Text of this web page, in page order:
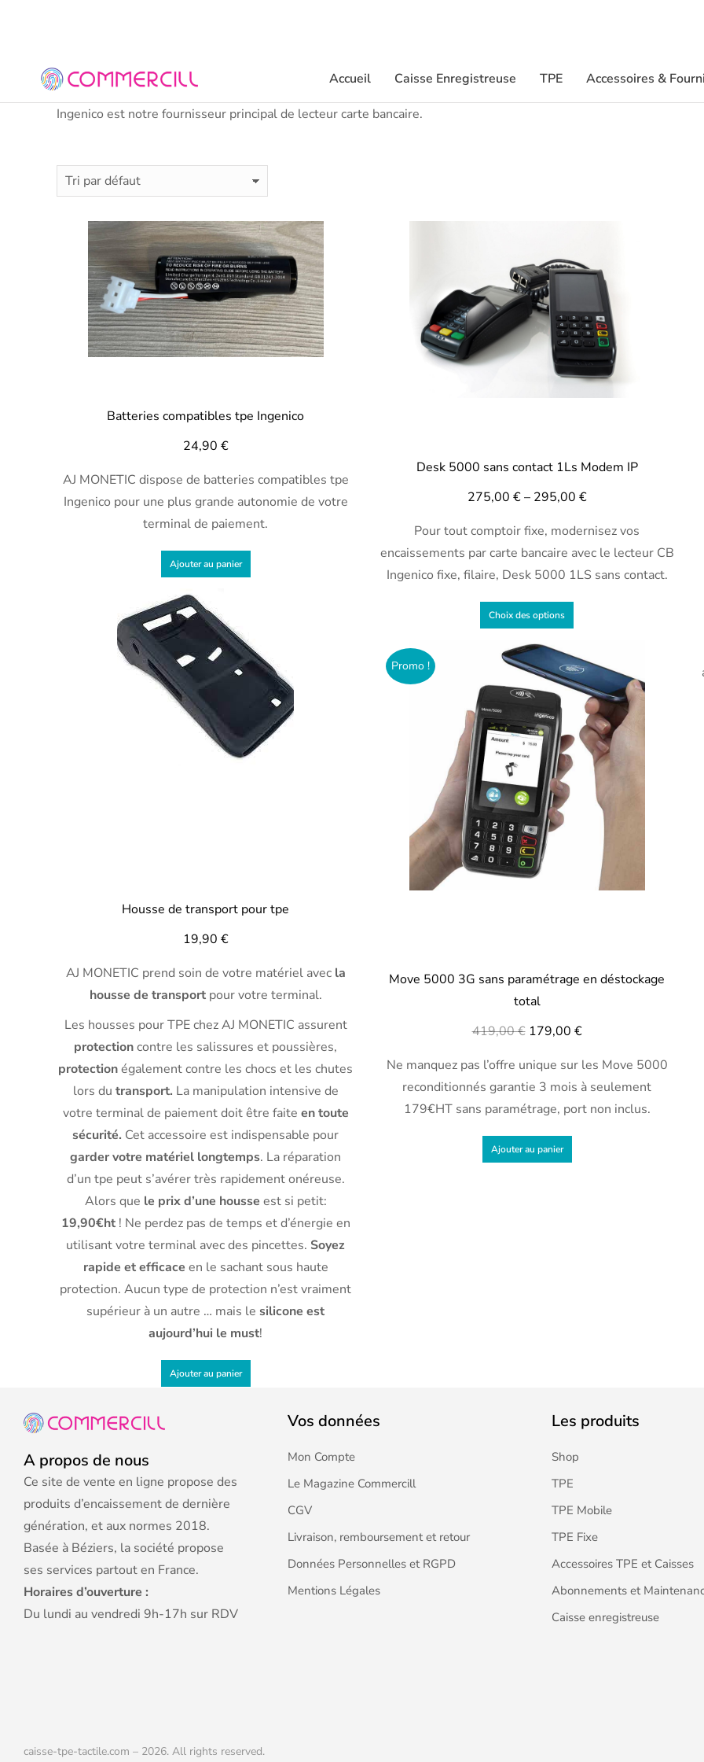
Accueil Caisse Enregistreuse TPE Accessoires &
Ingenico est notre fournisseur principal de lecteur carte bancaire.
Batteries compatibles tpe Ingenico
24,90 €
AJ MONETIC dispose de batteries compatibles tpe
Ingenico pour une plus grande autonomie de votre
terminal de paiement.
Ajouter au panier
Desk 5000 sans contact 1Ls Modem IP
275,00 €– 295,00 €
Pour tout comptoir fixe, modernisez vos
encaissements par carte bancaire avec le lecteur CB
Ingenico fixe, filaire, Desk 5000 1LS sans contact.
Choix des options
Housse de transport pour tpe
19,90 €
AJ MONETIC prend soin de votre matériel avec la
housse de transportpour votre terminal.
Les housses pour TPE chez AJ MONETIC assurent
protectioncontre les salissures et poussières,
protectionégalement contre les chocs et les chutes
lors du transport. La manipulation intensive de
votre terminal de paiement doit être faite en toute
sécurité. Cet accessoire est indispensable pour
garder votre matériel longtemps. La réparation
d’un tpe peut s’avérer très rapidement onéreuse.
Alors que le prix d’une housse est si petit:
19,90€ht! Ne perdez pas de temps et d’énergie en
utilisant votre terminal avec des pincettes. Soyez
rapide et efficace en le sachant sous haute
protection. Aucun type de protection n’est vraiment
supérieur à un autre … mais le silicone est
aujourd’hui le must!
Ajouter au panier
Promo !
Move 5000 3G sans paramétrage en déstockage
total
419,00€ 179,00 €
Ne manquez pas l’offre unique sur les Move 5000
reconditionnés garantie 3 mois à seulement
179€HT sans paramétrage, port non inclus.
Ajouter au panier
A propos de nous
Ce site de vente en ligne propose des
produits d’encaissement de dernière
génération, et aux normes 2018.
Basée à Béziers, la société propose
ses services partout en France.
Horaires d’ouverture :
Du lundi au vendredi 9h-17h sur RDV
Vos données
Mon Compte
Le Magazine Commercill
CGV
Livraison, remboursement et retour
Données Personnelles et RGPD
Mentions Légales
Les produits
Shop
TPE
TPE Mobile
TPE Fixe
Accessoires TPE et Caisses
Abonnements et
Caisse enregistreuse
caisse-tpe-tactile.com – 2026. All rights reserved.